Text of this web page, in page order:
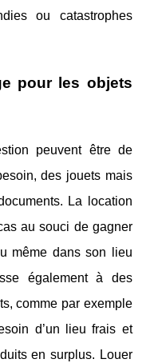
ou catastrophes
pour les objets
peuvent être de
des jouets mais
La location
au souci de gagner
même dans son lieu
également à des
comme par exemple
d’un lieu frais et
en surplus. Louer